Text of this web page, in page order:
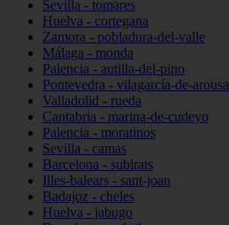
Sevilla - tomares
Huelva - cortegana
Zamora - pobladura-del-valle
Málaga - monda
Palencia - autilla-del-pino
Pontevedra - vilagarcía-de-arousa
Valladolid - rueda
Cantabria - marina-de-cudeyo
Palencia - moratinos
Sevilla - camas
Barcelona - subirats
Illes-balears - sant-joan
Badajoz - cheles
Huelva - jabugo